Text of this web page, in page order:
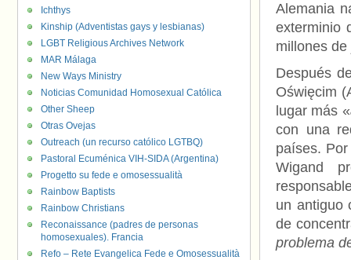
Alemania
exterminio
millones
Después
Oświęcim
lugar más «
con una
países.
Wigand
un antiguo
de
problema
Ichthys
Kinship (Adventistas gays y lesbianas)
LGBT Religious Archives Network
MAR Málaga
New Ways Ministry
Noticias Comunidad Homosexual Católica
Other Sheep
Otras Ovejas
Outreach (un recurso católico LGTBQ)
Pastoral Ecuménica VIH-SIDA (Argentina)
Progetto su fede e omosessualità
Rainbow Baptists
Rainbow Christians
Reconaissance (padres de personas
homosexuales). Francia
Refo – Rete Evangelica Fede e Omosessualità